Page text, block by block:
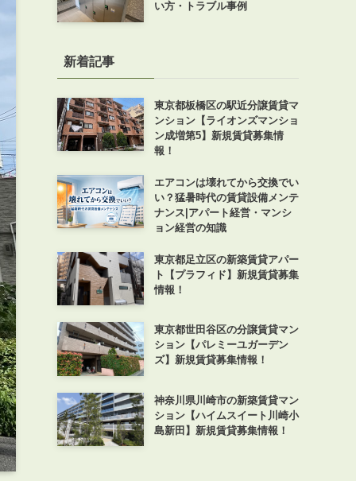
い方・トラブル事例
新着記事
東京都板橋区の駅近分譲賃貸マ
ンション【ライオンズマンショ
ン成増第5】新規賃貸募集情
報！
エアコンは壊れてから交換でい
い？猛暑時代の賃貸設備メンテ
ナンス|アパート経営・マンシ
ョン経営の知識
東京都足立区の新築賃貸アパー
ト【プラフィド】新規賃貸募集
情報！
東京都世田谷区の分譲賃貸マン
ション【パレミーユガーデン
ズ】新規賃貸募集情報！
神奈川県川崎市の新築賃貸マン
ション【ハイムスイート川崎小
島新田】新規賃貸募集情報！